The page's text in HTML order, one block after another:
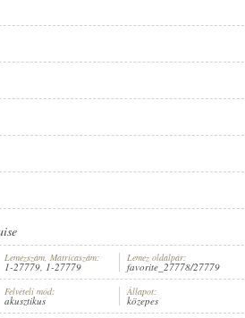
Lemezszám, Matricaszám:
1-27779, 1-27779
Lemez oldalpár:
favorite_27778/27779
Felvételi mód:
akusztikus
Állapot:
közepes